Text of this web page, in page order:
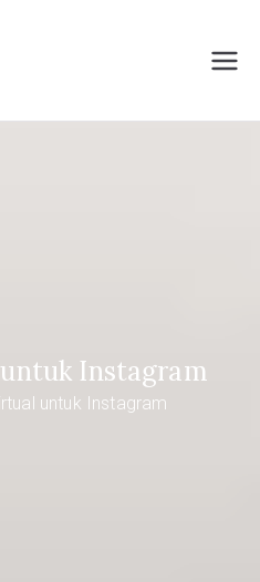
Instagram
untuk Instagram